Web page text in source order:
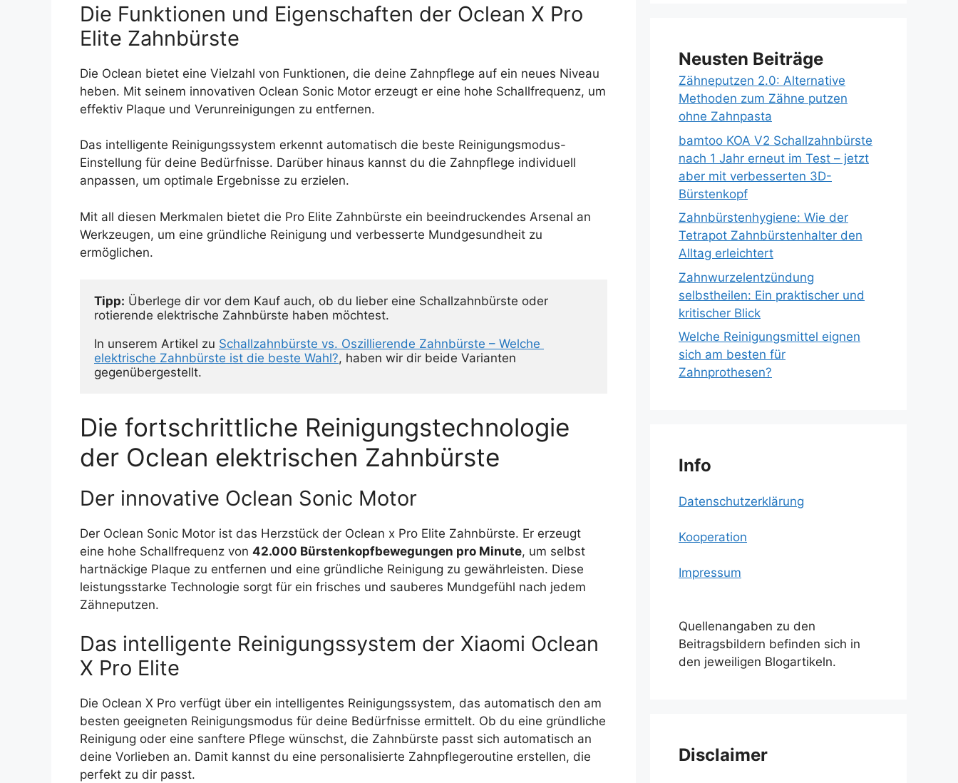
Die Funktionen und Eigenschaften der Oclean X Pro
Elite Zahnbürste
Die Oclean bietet eine Vielzahl von Funktionen, die deine Zahnpflege auf ein neues Niveau
heben. Mit seinem innovativen Oclean Sonic Motor erzeugt er eine hohe Schallfrequenz, um
effektiv Plaque und Verunreinigungen zu entfernen.
Das intelligente Reinigungssystem erkennt automatisch die beste Reinigungsmodus-
Einstellung für deine Bedürfnisse. Darüber hinaus kannst du die Zahnpflege individuell
anpassen, um optimale Ergebnisse zu erzielen.
Mit all diesen Merkmalen bietet die Pro Elite Zahnbürste ein beeindruckendes Arsenal an
Werkzeugen, um eine gründliche Reinigung und verbesserte Mundgesundheit zu
ermöglichen.
Tipp: Überlege dir vor dem Kauf auch, ob du lieber eine Schallzahnbürste oder
rotierende elektrische Zahnbürste haben möchtest.
In unserem Artikel zu Schallzahnbürste vs. Oszillierende Zahnbürste – Welche
elektrische Zahnbürste ist die beste Wahl?, haben wir dir beide Varianten
gegenübergestellt.
Die fortschrittliche Reinigungstechnologie
der Oclean elektrischen Zahnbürste
Der innovative Oclean Sonic Motor
Der Oclean Sonic Motor ist das Herzstück der Oclean x Pro Elite Zahnbürste. Er erzeugt
eine hohe Schallfrequenz von 42.000 Bürstenkopfbewegungen pro Minute, um selbst
hartnäckige Plaque zu entfernen und eine gründliche Reinigung zu gewährleisten. Diese
leistungsstarke Technologie sorgt für ein frisches und sauberes Mundgefühl nach jedem
Zähneputzen.
Das intelligente Reinigungssystem der Xiaomi Oclean
X Pro Elite
Die Oclean X Pro verfügt über ein intelligentes Reinigungssystem, das automatisch den am
besten geeigneten Reinigungsmodus für deine Bedürfnisse ermittelt. Ob du eine gründliche
Reinigung oder eine sanftere Pflege wünschst, die Zahnbürste passt sich automatisch an
deine Vorlieben an. Damit kannst du eine personalisierte Zahnpflegeroutine erstellen, die
perfekt zu dir passt.
Neusten Beiträge
Zähneputzen 2.0: Alternative
Methoden zum Zähne putzen
ohne Zahnpasta
bamtoo KOA V2 Schallzahnbürste
nach 1 Jahr erneut im Test – jetzt
aber mit verbesserten 3D-
Bürstenkopf
Zahnbürstenhygiene: Wie der
Tetrapot Zahnbürstenhalter den
Alltag erleichtert
Zahnwurzelentzündung
selbstheilen: Ein praktischer und
kritischer Blick
Welche Reinigungsmittel eignen
sich am besten für
Zahnprothesen?
Info
Datenschutzerklärung
Kooperation
Impressum
Quellenangaben zu den
Beitragsbildern befinden sich in
den jeweiligen Blogartikeln.
Disclaimer